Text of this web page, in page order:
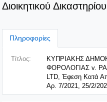
Διοικητικού
Πληροφορίες
Τίτλος:
ΚΥΠΡΙΑΚΗΣ
ΦΟΡΟΛΟΓΙΑΣ v.
LTD, Έφεση Κατά
Αρ. 7/2021, 25/2/